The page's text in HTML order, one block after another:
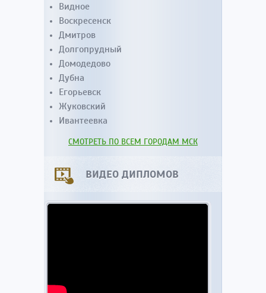
Видное
Воскресенск
Дмитров
Долгопрудный
Домодедово
Дубна
Егорьевск
Жуковский
Ивантеевка
СМОТРЕТЬ ПО ВСЕМ ГОРОДАМ МСК
ВИДЕО ДИПЛОМОВ